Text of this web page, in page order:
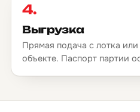
4.
Выгрузка
Прямая подача с лотка
объекте. Паспорт партии